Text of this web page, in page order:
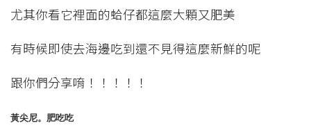
尤其你看它裡面的蛤仔都這麼大顆又肥美
有時候即使去海邊吃到還不見得這麼新鮮的呢
跟你們分享唷！！！！！
黃尖尼。肥吃吃